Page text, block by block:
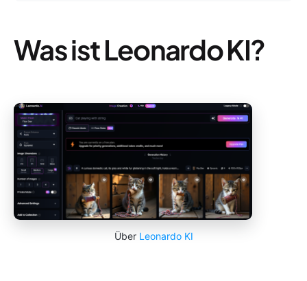
Was ist Leonardo KI?
Über Leonardo KI